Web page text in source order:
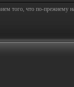
того, что по-прежнему